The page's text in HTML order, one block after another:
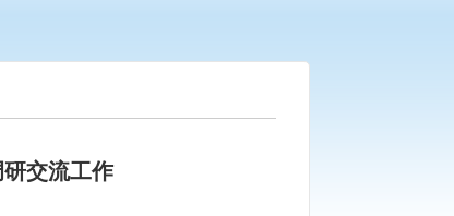
交流工作